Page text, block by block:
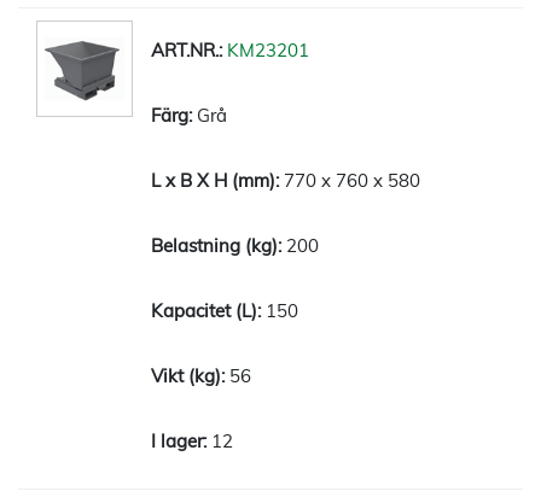
KM23201
Grå
770 x 760 x 580
200
150
56
12